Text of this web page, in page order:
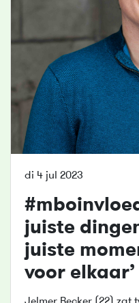
di 4 jul 2023
#mbo
juiste
juiste
voor elkaar’